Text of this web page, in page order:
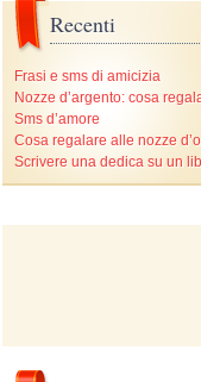
Recenti
Frasi e sms di amicizia
Nozze d’argento: cosa
Sms d’amore
Cosa regalare alle nozze
Scrivere una dedica su un